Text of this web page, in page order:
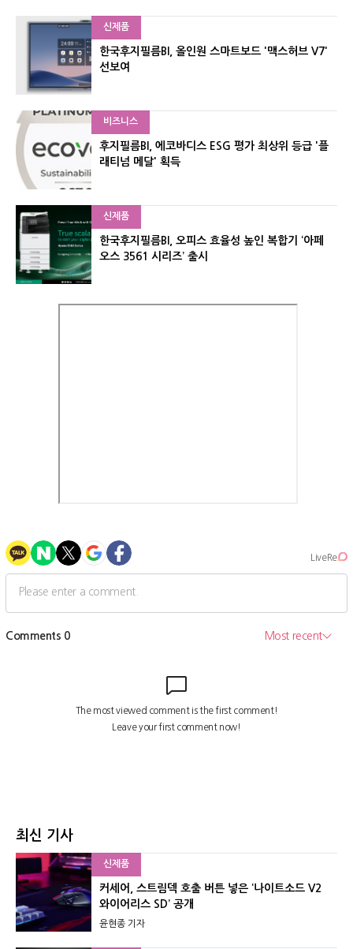
신제품
한국후지필름BI, 올인원 스마트보드 '맥스허브 V7'
선보여
비즈니스
후지필름BI, 에코바디스 ESG 평가 최상위 등급 '플
래티넘 메달' 획득
신제품
한국후지필름BI, 오피스 효율성 높인 복합기 ‘아페
오스 3561 시리즈’ 출시
최신 기사
신제품
커세어, 스트림덱 호출 버튼 넣은 ‘나이트소드 V2
와이어리스 SD’ 공개
윤현종 기자